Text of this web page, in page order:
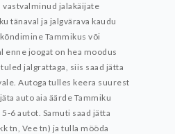
vastvalminud jalakäijate
tänaval ja jalgvärava kaudu
Tammikus või
enne joogat on hea moodus
jalgrattaga, siis saad jätta
Autoga tulles keera suurest
auto aia äärde Tammiku
6 autot. Samuti saad jätta
tn, Vee tn) ja tulla mööda